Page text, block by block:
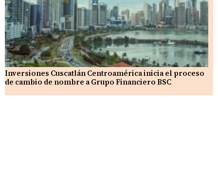
Inversiones Cuscatlán Centroamérica inicia el proceso
de cambio de nombre a Grupo Financiero BSC